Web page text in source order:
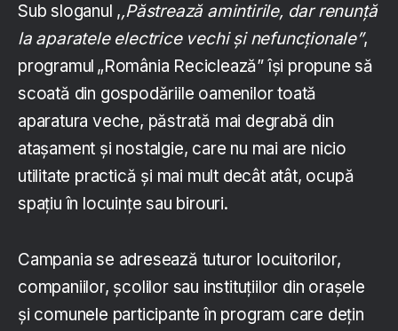
Sub sloganul ,,Păstrează amintirile, dar renunță
la aparatele electrice vechi și nefuncționale”,
programul „România Reciclează” își propune să
scoată din gospodăriile oamenilor toată
aparatura veche, păstrată mai degrabă din
atașament și nostalgie, care nu mai are nicio
utilitate practică și mai mult decât atât, ocupă
spațiu în locuințe sau birouri.
Campania se adresează tuturor locuitorilor,
companiilor, școlilor sau instituțiilor din orașele
și comunele participante în program care dețin